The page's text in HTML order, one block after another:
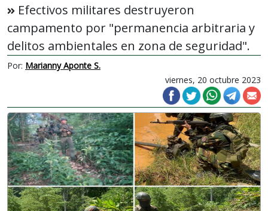
Efectivos militares destruyeron
campamento por "permanencia arbitraria y
delitos ambientales en zona de seguridad".
Por: Marianny Aponte S.
viernes, 20 octubre 2023